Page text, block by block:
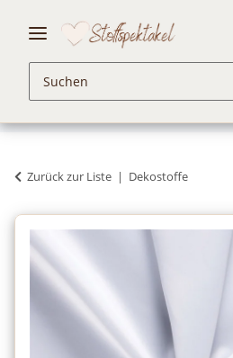
Zurück zur Liste Dekostoffe